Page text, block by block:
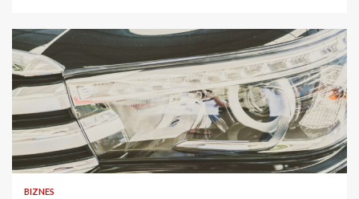
2 min odczytu
BIZNES